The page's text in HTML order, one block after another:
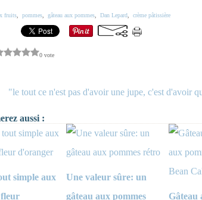
fruits pommes gâteau aux pommes Dan Lepard crème pâtissière
0 vote
aussi :
simple aux
fleur
Une valeur sûre: un
gâteau aux pommes
Gâteau